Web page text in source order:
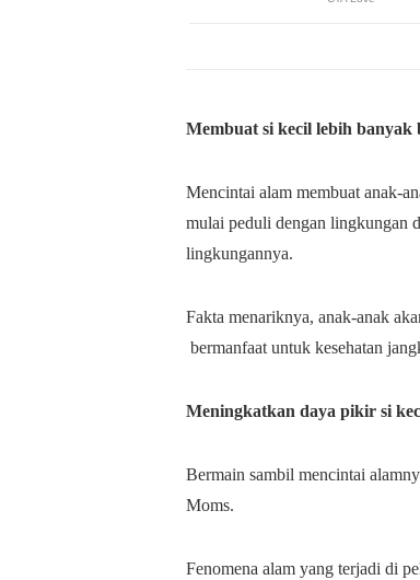
Membuat si kecil lebih banyak
Mencintai alam membuat anak-
mulai peduli dengan lingkungan
lingkungannya.
Fakta menariknya, anak-anak
bermanfaat untuk kesehatan
Meningkatkan daya pikir si
Bermain sambil mencintai
Moms.
Fenomena alam yang terjadi di